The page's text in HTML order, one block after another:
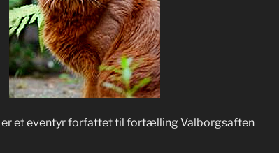
er et eventyr forfattet til fortælling Valborgsaften